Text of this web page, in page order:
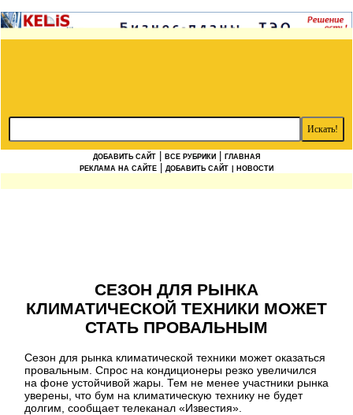
ДОБАВИТЬ САЙТ ВСЕ РУБРИКИ
ГЛАВНАЯ
РЕКЛАМА НА САЙТЕ
ДОБАВИТЬ САЙТ | НОВОСТИ
СЕЗОН ДЛЯ РЫНКА
КЛИМАТИЧЕСКОЙ ТЕХНИКИ МОЖЕТ
СТАТЬ ПРОВАЛЬНЫМ
Сезон для рынка климатической техники может оказаться
провальным. Спрос на кондиционеры резко увеличился
на фоне устойчивой жары. Тем не менее участники рынка
уверены, что бум на климатическую технику не будет
долгим, сообщает телеканал «Известия».